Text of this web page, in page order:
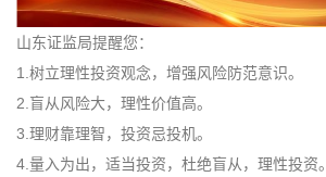
山东证监局提醒您：
1.树立理性投资观念，增强风险防范意识。
2.盲从风险大，理性价值高。
3.理财靠理智，投资忌投机。
4.量入为出，适当投资，杜绝盲从，理性投资。